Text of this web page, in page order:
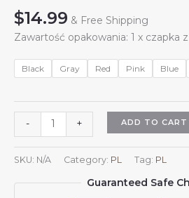
$14.99 & Free Shipping
Zawartość opakowania: 1 x
Black Gray Red Pink Blue
-
Wesprzyj
Maltę
Czapkę
Maltańską
Czapki
+ ADD TO CART
SKU: N/A Category: PL Tag: PL
Guaranteed Safe